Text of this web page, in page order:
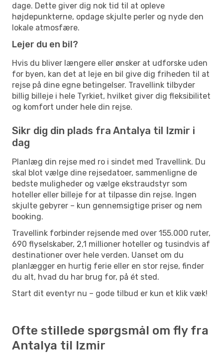
dage. Dette giver dig nok tid til at opleve
højdepunkterne, opdage skjulte perler og nyde den
lokale atmosfære.
Lejer du en bil?
Hvis du bliver længere eller ønsker at udforske uden
for byen, kan det at leje en bil give dig friheden til at
rejse på dine egne betingelser. Travellink tilbyder
billig billeje i hele Tyrkiet, hvilket giver dig fleksibilitet
og komfort under hele din rejse.
Sikr dig din plads fra Antalya til Izmir i
dag
Planlæg din rejse med ro i sindet med Travellink. Du
skal blot vælge dine rejsedatoer, sammenligne de
bedste muligheder og vælge ekstraudstyr som
hoteller eller billeje for at tilpasse din rejse. Ingen
skjulte gebyrer – kun gennemsigtige priser og nem
booking.
Travellink forbinder rejsende med over 155.000 ruter,
690 flyselskaber, 2,1 millioner hoteller og tusindvis af
destinationer over hele verden. Uanset om du
planlægger en hurtig ferie eller en stor rejse, finder
du alt, hvad du har brug for, på ét sted.
Start dit eventyr nu – gode tilbud er kun et klik væk!
Ofte stillede spørgsmål om fly fra
Antalya til Izmir